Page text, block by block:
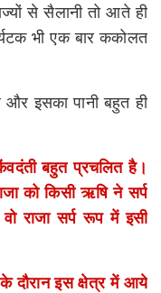
से सैलानी तो आते ही
भी एक बार ककोलत
इसका पानी बहुत ही
बहुत प्रचलित है।
को किसी ऋषि ने सर्प
राजा सर्प रूप में इसी
दौरान इस क्षेत्र में आये